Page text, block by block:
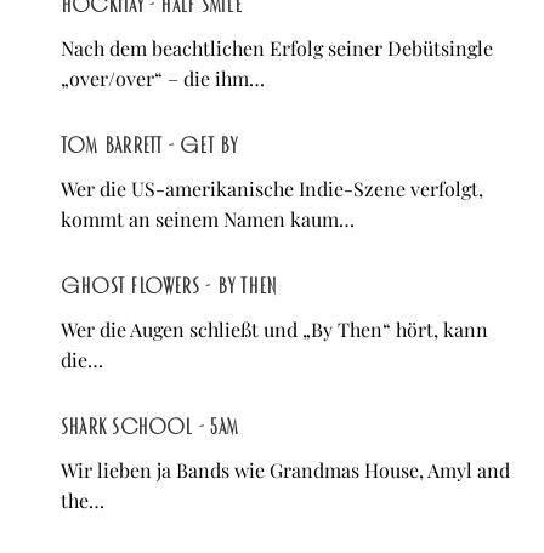
Nach dem beachtlichen Erfolg seiner Debütsingle
„over/over“ – die ihm…
Tom Barrett - Get By
Wer die US-amerikanische Indie-Szene verfolgt,
kommt an seinem Namen kaum…
Ghost Flowers - By Then
Wer die Augen schließt und „By Then“ hört, kann
die…
Shark School - 5AM
Wir lieben ja Bands wie Grandmas House, Amyl and
the…